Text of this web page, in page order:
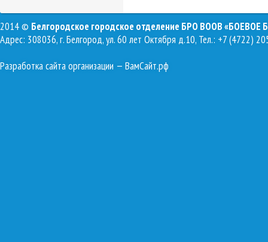
2014 © Белгородское городское отделение БРО ВООВ «БОЕВОЕ
Адрес: 308036, г. Белгород, ул. 60 лет Октября д.10, Тел.: +7 (4722)
Разработка сайта организации — ВамСайт.рф